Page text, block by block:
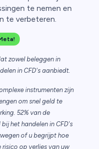
te nemen en
te verbeteren.
zowel beleggen in
in CFD's aanbiedt.
instrumenten zijn
om snel geld te
52% van de
het handelen in CFD's
of u begrijpt hoe
risico op verlies van uw